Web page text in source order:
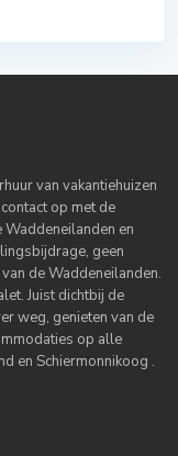
van vakantiehuizen
op met de
Waddeneilanden en
geen
de Waddeneilanden.
Juist dichtbij de
weg, genieten van de
op alle
en Schiermonnikoog .